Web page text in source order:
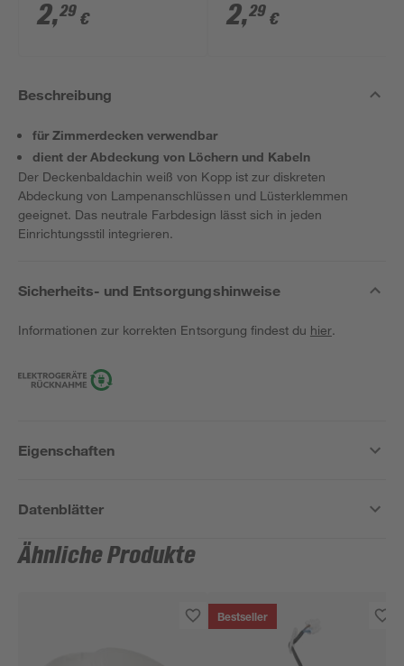
x 5,8 cm
2,29 €
cm
2,29 €
Beschreibung
für Zimmerdecken verwendbar
dient der Abdeckung von Löchern und Kabeln
Der Deckenbaldachin weiß von Kopp ist zur diskreten
Abdeckung von Lampenanschlüssen und Lüsterklemmen
geeignet. Das neutrale Farbdesign lässt sich in jeden
Einrichtungsstil integrieren.
Sicherheits- und Entsorgungshinweise
Informationen zur korrekten Entsorgung findest du hier.
Eigenschaften
Datenblätter
Ähnliche Produkte
Bestseller